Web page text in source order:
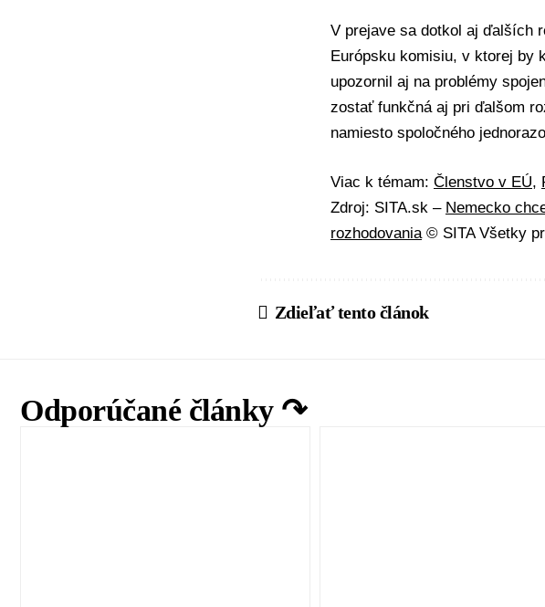
V prejave sa dotkol aj ďalších
Európsku komisiu, v ktorej by
upozornil aj na problémy
zostať funkčná aj pri ďalšom
namiesto spoločného
Viac k témam: Členstvo v EÚ,
Zdroj: SITA.sk – Nemecko
rozhodovania© SITA Všetky
Zdieľať tento článok
Odporúčané články ↷